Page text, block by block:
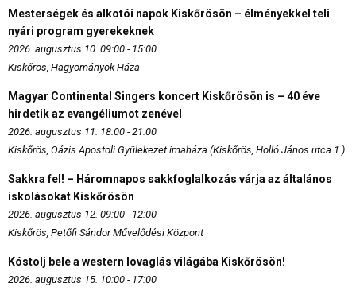
Mesterségek és alkotói napok Kiskőrösön – élményekkel teli
nyári program gyerekeknek
2026. augusztus 10. 09:00 - 15:00
Kiskőrös, Hagyományok Háza
Magyar Continental Singers koncert Kiskőrösön is – 40 éve
hirdetik az evangéliumot zenével
2026. augusztus 11. 18:00 - 21:00
Kiskőrös, Oázis Apostoli Gyülekezet imaháza (Kiskőrös, Holló János utca 1.)
Sakkra fel! – Háromnapos sakkfoglalkozás várja az általános
iskolásokat Kiskőrösön
2026. augusztus 12. 09:00 - 12:00
Kiskőrös, Petőfi Sándor Művelődési Központ
Kóstolj bele a western lovaglás világába Kiskőrösön!
2026. augusztus 15. 10:00 - 17:00